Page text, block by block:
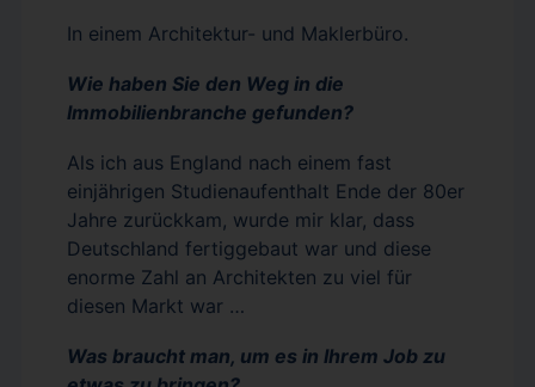
In einem Architektur- und Maklerbüro.
Wie haben Sie den Weg in die
Immobilienbranche gefunden?
Als ich aus England nach einem fast
einjährigen Studienaufenthalt Ende der 80er
Jahre zurückkam, wurde mir klar, dass
Deutschland fertiggebaut war und diese
enorme Zahl an Architekten zu viel für
diesen Markt war …
Was braucht man, um es in Ihrem Job zu